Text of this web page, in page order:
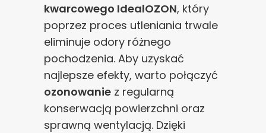
kwarcowego IdealOZON, który
poprzez proces utleniania trwale
eliminuje odory różnego
pochodzenia. Aby uzyskać
najlepsze efekty, warto połączyć
ozonowanie z regularną
konserwacją powierzchni oraz
sprawną wentylacją. Dzięki